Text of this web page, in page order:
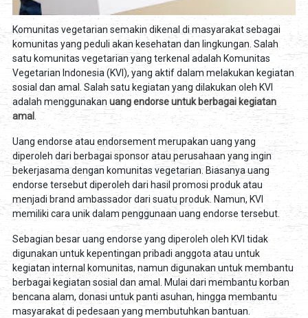
Komunitas vegetarian semakin dikenal di masyarakat sebagai
komunitas yang peduli akan kesehatan dan lingkungan. Salah
satu komunitas vegetarian yang terkenal adalah Komunitas
Vegetarian Indonesia (KVI), yang aktif dalam melakukan kegiatan
sosial dan amal. Salah satu kegiatan yang dilakukan oleh KVI
adalah menggunakan uang endorse untuk berbagai kegiatan
amal.
Uang endorse atau endorsement merupakan uang yang
diperoleh dari berbagai sponsor atau perusahaan yang ingin
bekerjasama dengan komunitas vegetarian. Biasanya uang
endorse tersebut diperoleh dari hasil promosi produk atau
menjadi brand ambassador dari suatu produk. Namun, KVI
memiliki cara unik dalam penggunaan uang endorse tersebut.
Sebagian besar uang endorse yang diperoleh oleh KVI tidak
digunakan untuk kepentingan pribadi anggota atau untuk
kegiatan internal komunitas, namun digunakan untuk membantu
berbagai kegiatan sosial dan amal. Mulai dari membantu korban
bencana alam, donasi untuk panti asuhan, hingga membantu
masyarakat di pedesaan yang membutuhkan bantuan.